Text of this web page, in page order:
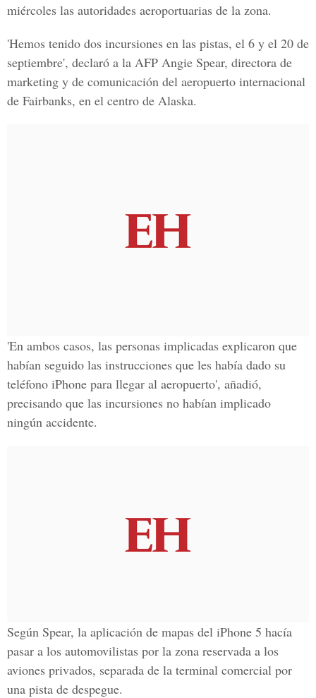
miércoles las autoridades aeroportuarias de la zona.
'Hemos tenido dos incursiones en las pistas, el 6 y el 20 de
septiembre', declaró a la AFP Angie Spear, directora de
marketing y de comunicación del aeropuerto internacional
de Fairbanks, en el centro de Alaska.
'En ambos casos, las personas implicadas explicaron que
habían seguido las instrucciones que les había dado su
teléfono iPhone para llegar al aeropuerto', añadió,
precisando que las incursiones no habían implicado
ningún accidente.
Según Spear, la aplicación de mapas del iPhone 5 hacía
pasar a los automovilistas por la zona reservada a los
aviones privados, separada de la terminal comercial por
una pista de despegue.